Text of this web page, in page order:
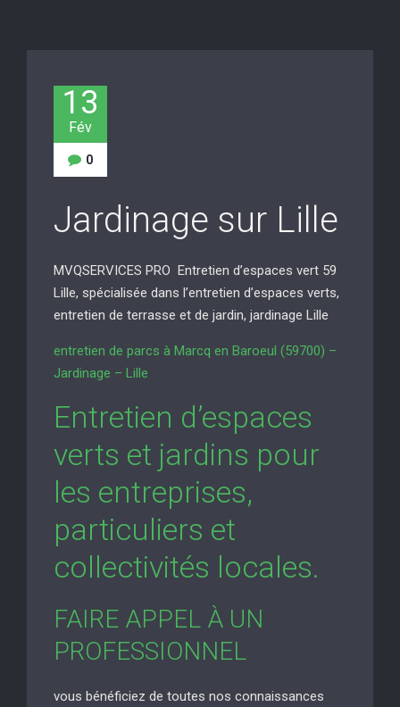
13
Fév
0
Jardinage sur Lille
MVQSERVICES PRO Entretien d’espaces vert 59
Lille, spécialisée dans l’entretien d’espaces verts,
entretien de terrasse et de jardin, jardinage Lille
entretien de parcs à Marcq en Baroeul (59700) –
Jardinage – Lille
Entretien d’espaces
verts et jardins pour
les entreprises,
particuliers et
collectivités locales.
FAIRE APPEL À UN
PROFESSIONNEL
vous bénéficiez de toutes nos connaissances